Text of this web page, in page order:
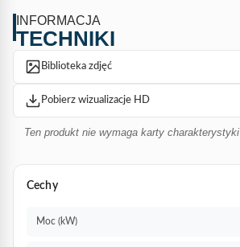
INFORMACJA
TECHNIKI
Biblioteka zdjęć
Pobierz wizualizacje HD
Ten produkt nie wymaga karty charakterystyki
Cechy
Moc (kW)